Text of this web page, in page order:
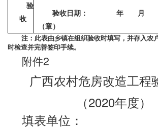
验
收
验收日期： 年 月
（章）
注：此表由乡镇在组织验收时填写，并存入农
时检查并完善签印手续。
附件2
广西农村危房改造工程
（2020年度）
填表单位：